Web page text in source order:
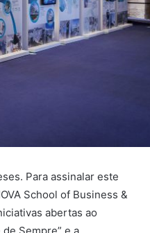
Para assinalar este
School of Business &
abertas ao
Sempre” e a